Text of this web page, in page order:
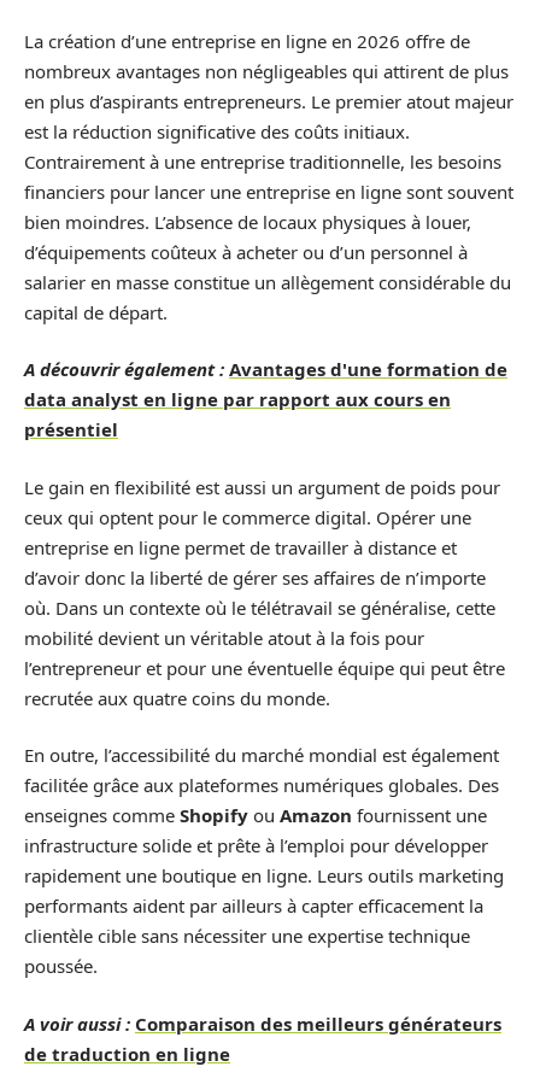
La création d’une entreprise en ligne en 2026 offre de
nombreux avantages non négligeables qui attirent de plus
en plus d’aspirants entrepreneurs. Le premier atout majeur
est la réduction significative des coûts initiaux.
Contrairement à une entreprise traditionnelle, les besoins
financiers pour lancer une entreprise en ligne sont souvent
bien moindres. L’absence de locaux physiques à louer,
d’équipements coûteux à acheter ou d’un personnel à
salarier en masse constitue un allègement considérable du
capital de départ.
A découvrir également : Avantages d'une formation de
data analyst en ligne par rapport aux cours en
présentiel
Le gain en flexibilité est aussi un argument de poids pour
ceux qui optent pour le commerce digital. Opérer une
entreprise en ligne permet de travailler à distance et
d’avoir donc la liberté de gérer ses affaires de n’importe
où. Dans un contexte où le télétravail se généralise, cette
mobilité devient un véritable atout à la fois pour
l’entrepreneur et pour une éventuelle équipe qui peut être
recrutée aux quatre coins du monde.
En outre, l’accessibilité du marché mondial est également
facilitée grâce aux plateformes numériques globales. Des
enseignes comme Shopify ou Amazon fournissent une
infrastructure solide et prête à l’emploi pour développer
rapidement une boutique en ligne. Leurs outils marketing
performants aident par ailleurs à capter efficacement la
clientèle cible sans nécessiter une expertise technique
poussée.
A voir aussi : Comparaison des meilleurs générateurs
de traduction en ligne